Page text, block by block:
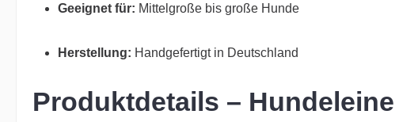
Geeignet für: Mittelgroße bis große Hunde
Herstellung: Handgefertigt in Deutschland
Produktdetails –